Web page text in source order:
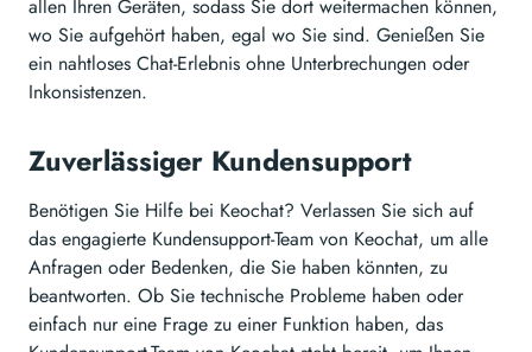
allen Ihren Geräten, sodass Sie dort weitermachen können,
wo Sie aufgehört haben, egal wo Sie sind. Genießen Sie
ein nahtloses Chat-Erlebnis ohne Unterbrechungen oder
Inkonsistenzen.
Zuverlässiger Kundensupport
Benötigen Sie Hilfe bei Keochat? Verlassen Sie sich auf
das engagierte Kundensupport-Team von Keochat, um alle
Anfragen oder Bedenken, die Sie haben könnten, zu
beantworten. Ob Sie technische Probleme haben oder
einfach nur eine Frage zu einer Funktion haben, das